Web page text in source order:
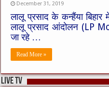
December 31, 2019
लालू प्रसाद के कन्हैंया
लालू प्रसाद आंदोलन (LP
जा रहे …
Read More »
live tv